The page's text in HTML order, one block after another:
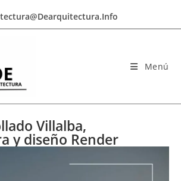
Menú
Villalba,
y diseño Render